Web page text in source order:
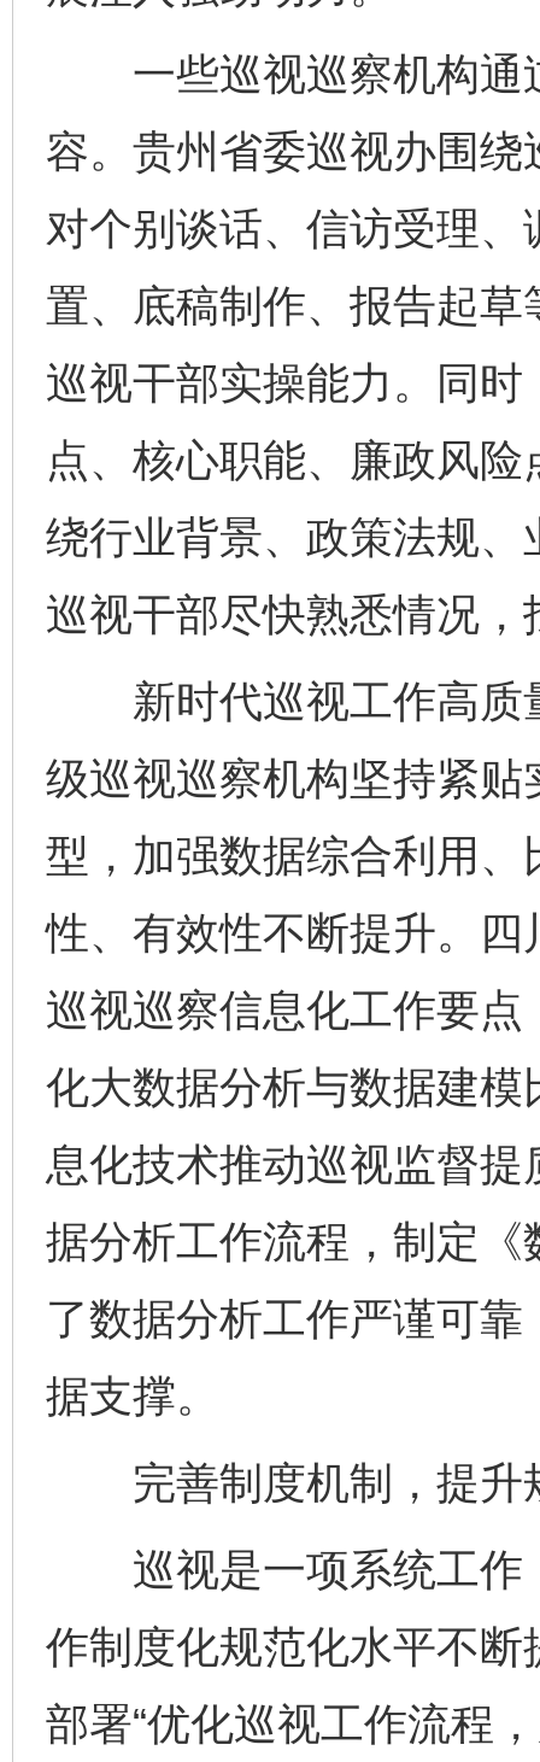
一些巡视巡察机构通
容。贵州省委巡视办围
对个别谈话、信访受理
置、底稿制作、报告起
巡视干部实操能力。同
点、核心职能、廉政风
绕行业背景、政策法规
巡视干部尽快熟悉情况
新时代巡视工作高质
级巡视巡察机构坚持紧
型，加强数据综合利用
性、有效性不断提升。
巡视巡察信息化工作要
化大数据分析与数据建
息化技术推动巡视监督
据分析工作流程，制定
了数据分析工作严谨可
据支撑。
完善制度机制，提升
巡视是一项系统工作
作制度化规范化水平不
部署“优化巡视工作流程